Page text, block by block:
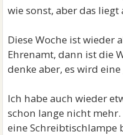
wie sonst, aber das
Diese Woche ist wieder
Ehrenamt, dann ist die
denke aber, es wird
Ich habe auch wieder
schon lange nicht
eine Schreibtischlampe